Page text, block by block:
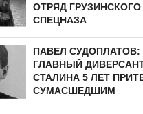
ОТРЯД ГРУЗИНСКОГО
СПЕЦНАЗА
ПАВЕЛ СУДОПЛАТОВ:
ГЛАВНЫЙ
СТАЛИНА 5 ЛЕТ
СУМАСШЕДШИМ